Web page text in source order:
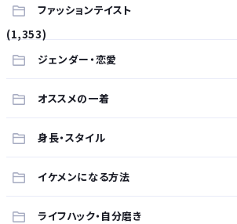
ファッションテイスト
(1,353)
ジェンダー・恋愛
オススメの一着
身長・スタイル
イケメンになる方法
ライフハック・自分磨き